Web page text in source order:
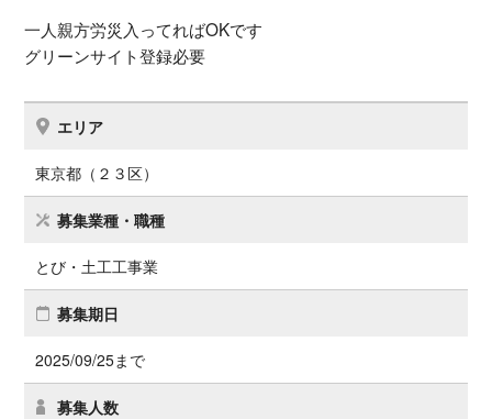
エリア
東京都（２３区）
募集業種・職種
とび・土工工事業
募集期日
2025/09/25まで
募集人数
一人親方労災入ってればOKです
グリーンサイト登録必要